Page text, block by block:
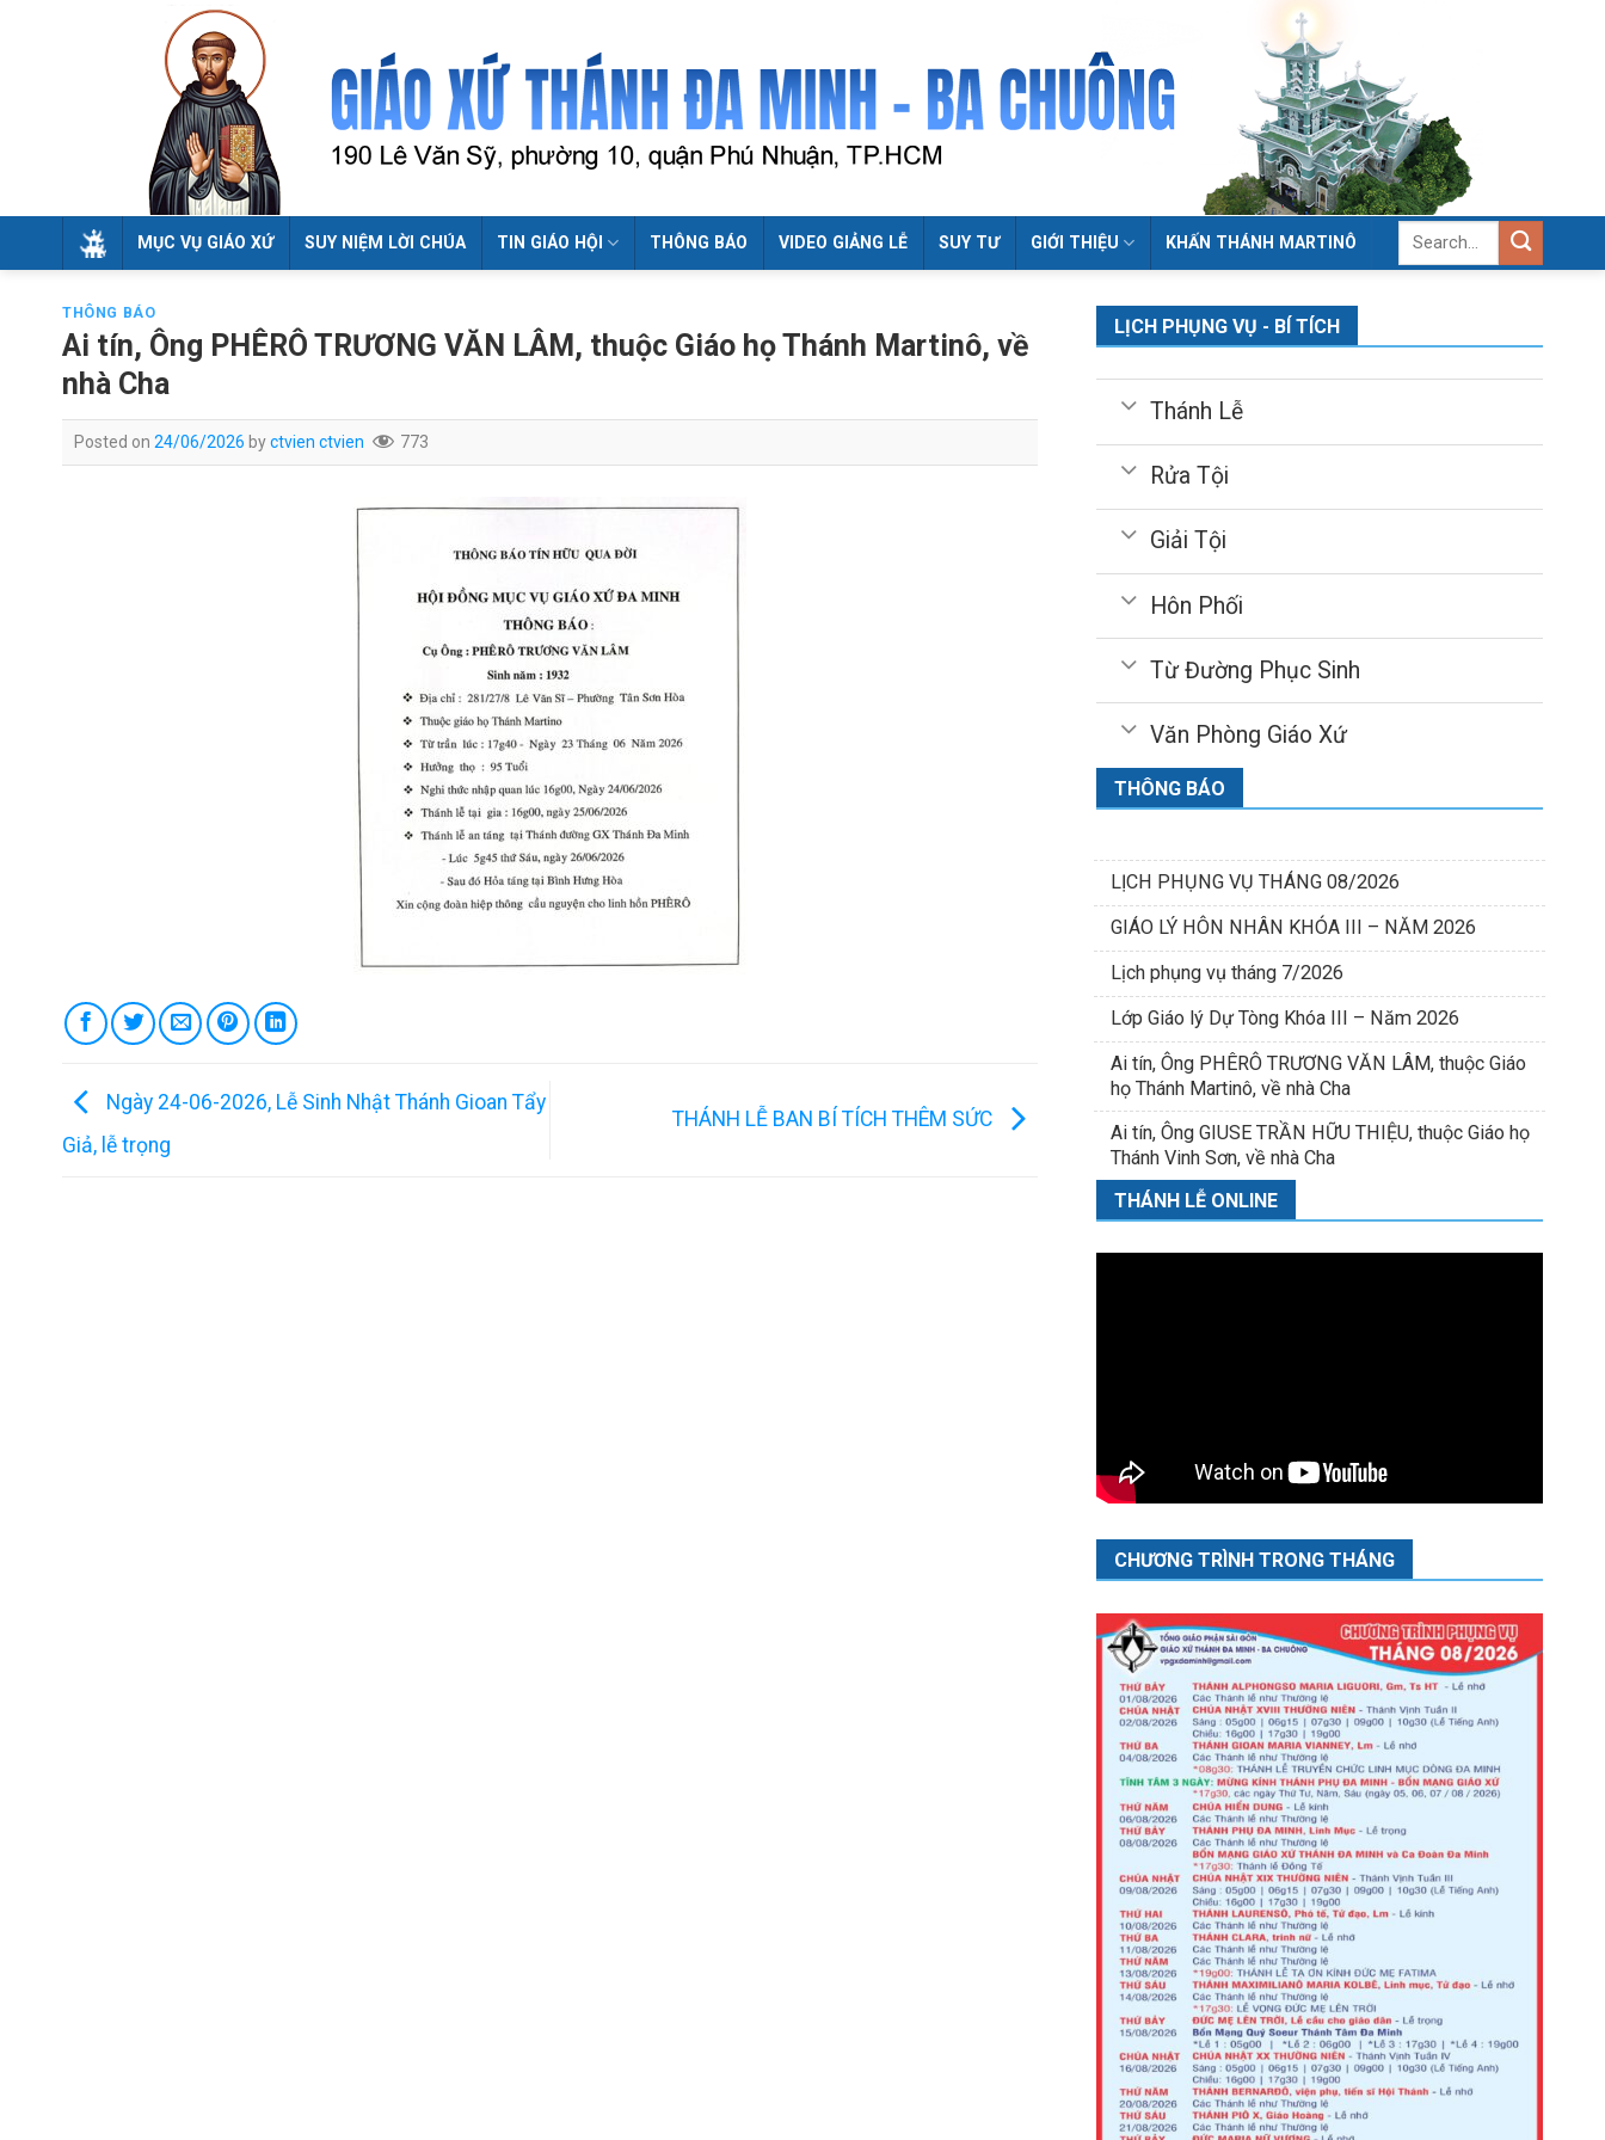
MỤC VỤ GIÁO XỨ SUY NIỆM LỜI CHÚA TIN GIÁO HỘI THÔNG BÁO VIDEO GIẢNG LỄ SUY TƯ GIỚI THIỆU KHẤN THÁNH MARTINÔ
THÔNG BÁO
Ai tín, Ông PHÊRÔ TRƯƠNG VĂN LÂM, thuộc Giáo họ Thánh Martinô, về
nhà Cha
Posted on 24/06/2026 byctvien ctvien 773
Ngày 24-06-2026, Lễ Sinh Nhật Thánh Gioan Tẩy
Giả, lễ trọng
THÁNH LỄ BAN BÍ TÍCH THÊM SỨC
LỊCH PHỤNG VỤ - BÍ TÍCH
Thánh Lễ
Rửa Tội
Giải Tội
Hôn Phối
Từ Đường Phục Sinh
Văn Phòng Giáo Xứ
THÔNG BÁO
LỊCH PHỤNG VỤ THÁNG 08/2026
GIÁO LÝ HÔN NHÂN KHÓA III – NĂM 2026
Lịch phụng vụ tháng 7/2026
Lớp Giáo lý Dự Tòng Khóa III – Năm 2026
Ai tín, Ông PHÊRÔ TRƯƠNG VĂN LÂM, thuộc Giáo
họ Thánh Martinô, về nhà Cha
Ai tín, Ông GIUSE TRẦN HỮU THIỆU, thuộc Giáo họ
Thánh Vinh Sơn, về nhà Cha
THÁNH LỄ ONLINE
CHƯƠNG TRÌNH TRONG THÁNG